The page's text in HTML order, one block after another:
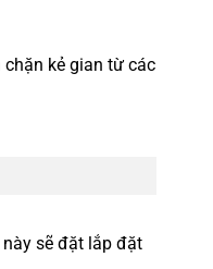
kẻ gian từ các
sẽ đặt lắp đặt